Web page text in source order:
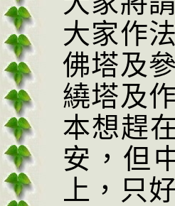
大家作
佛塔及
繞塔及
本想趕
安，但
上，只